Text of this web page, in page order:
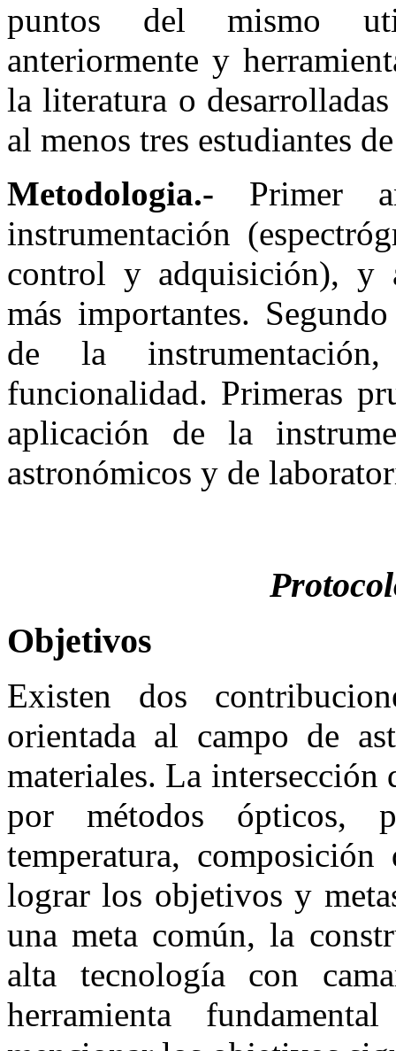
puntos del mismo
anteriormente y
la literatura o
al menos tres estudiantes
Metodologia.- Primer
instrumentación
control y adquisición), y
más importantes.
de la
funcionalidad. Primeras
aplicación de la
astronómicos y de
Objetivos
Existen dos
orientada al campo de
materiales. La intersección
por métodos ópticos,
temperatura,
lograr los objetivos y
una meta común, la
alta tecnología con
herramienta